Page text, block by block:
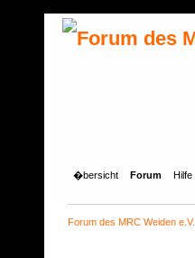
�bersicht Forum Hilfe
Forum des MRC Weiden e.V.